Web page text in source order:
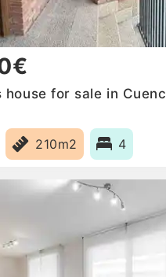
house for sale in
210m2 4